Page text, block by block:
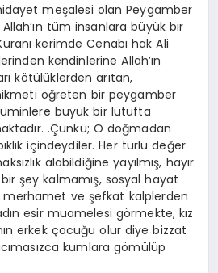
meşalesi olan Peygamber
tüm insanlara büyük bir
kerimde Cenabı hak Ali
kendinlerine Allah’ın
kötülüklerden arıtan,
öğreten bir peygamber
büyük bir lütufta
.Çünkü; O doğmadan
içindeydiler. Her türlü değer
alabildiğine yayılmış, hayır
şey kalmamış, sosyal hayat
ve şefkat kalplerden
esir muamelesi görmekte, kız
erkek çocuğu olur diye bizzat
kumlara gömülüp